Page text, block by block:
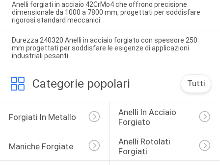
Anelli forgiati in acciaio 42CrMo4 che offrono precisione
dimensionale da 1000 a 7800 mm, progettati per soddisfare
rigorosi standard meccanici
Durezza 240320 Anelli in acciaio forgiato con spessore 250
mm progettati per soddisfare le esigenze di applicazioni
industriali pesanti
Categorie popolari Tutti
Forgiati In Metallo
Anelli In Acciaio
Forgiato
Maniche Forgiate
Anelli Rotolati
Forgiati